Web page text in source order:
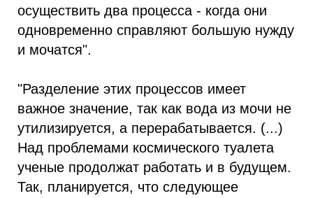
осуществить два процесса - когда они
одновременно справляют большую нужду
и мочатся".
"Разделение этих процессов имеет
важное значение, так как вода из мочи не
утилизируется, а перерабатывается. (...)
Над проблемами космического туалета
ученые продолжат работать и в будущем.
Так, планируется, что следующее